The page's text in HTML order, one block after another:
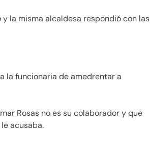
la misma alcaldesa respondió con las
la funcionaria de amedrentar a
Rosas no es su colaborador y que
acusaba.